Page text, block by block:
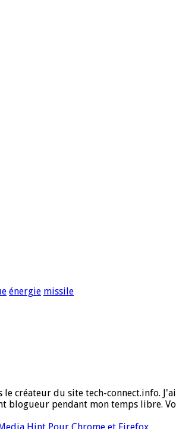
énergie missile
créateur du site tech-connect.info.
blogueur pendant mon temps libre.